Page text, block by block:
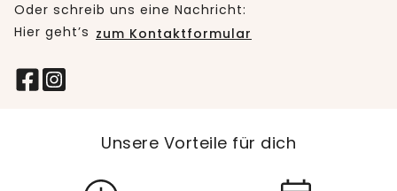
Oder schreib uns eine Nachricht:
Hier geht’s zum Kontaktformular
Unsere Vorteile für dich